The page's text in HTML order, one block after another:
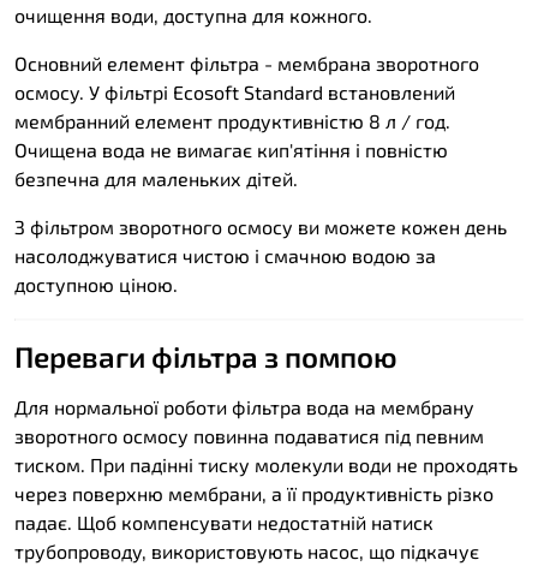
очищення води, доступна для кожного.
Основний елемент фільтра - мембрана зворотного
осмосу. У фільтрі Ecosoft Standard встановлений
мембранний елемент продуктивністю 8 л / год.
Очищена вода не вимагає кип'ятіння і повністю
безпечна для маленьких дітей.
З фільтром зворотного осмосу ви можете кожен день
насолоджуватися чистою і смачною водою за
доступною ціною.
Переваги фільтра з помпою
Для нормальної роботи фільтра вода на мембрану
зворотного осмосу повинна подаватися під певним
тиском. При падінні тиску молекули води не проходять
через поверхню мембрани, а її продуктивність різко
падає. Щоб компенсувати недостатній натиск
трубопроводу, використовують насос, що підкачує